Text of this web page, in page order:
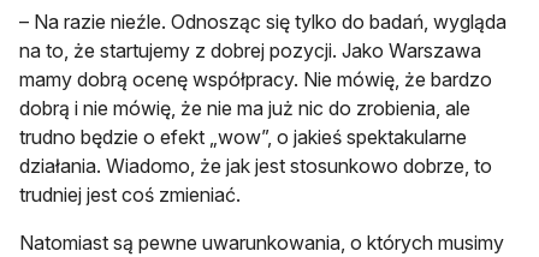
– Na razie nieźle. Odnosząc się tylko do badań, wygląda
na to, że startujemy z dobrej pozycji. Jako Warszawa
mamy dobrą ocenę współpracy. Nie mówię, że bardzo
dobrą i nie mówię, że nie ma już nic do zrobienia, ale
trudno będzie o efekt „wow”, o jakieś spektakularne
działania. Wiadomo, że jak jest stosunkowo dobrze, to
trudniej jest coś zmieniać.
Natomiast są pewne uwarunkowania, o których musimy